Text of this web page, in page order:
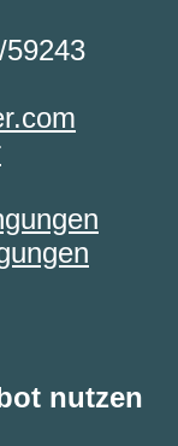
nutzen